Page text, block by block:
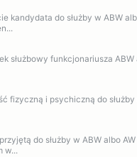
kandydata do służby w ABW
służbowy funkcjonariusza
fizyczną i psychiczną do
do służby w ABW albo
w...